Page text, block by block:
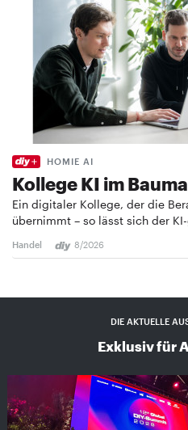
HOMIE AI
Kollege KI im
Ein digitaler Kollege, der die
übernimmt – so lässt sich der
Handel 8/2026
DIE AKTUELLE
Exklusiv für